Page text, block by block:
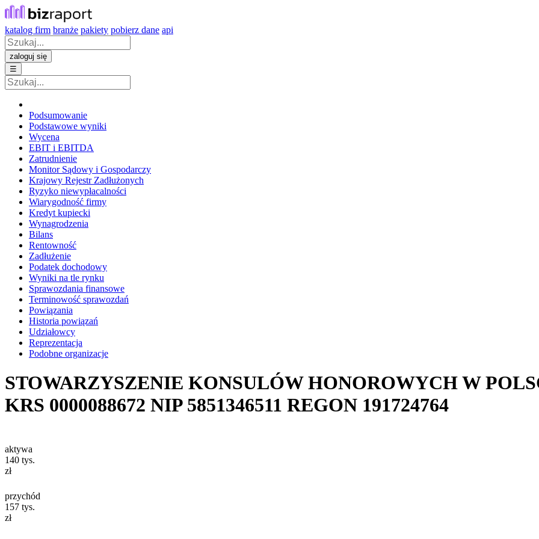
katalog firm branże pakiety pobierz dane api
zaloguj się
☰
Podsumowanie
Podstawowe wyniki
Wycena
EBIT i EBITDA
Zatrudnienie
Monitor Sądowy i Gospodarczy
Krajowy Rejestr Zadłużonych
Ryzyko niewypłacalności
Wiarygodność firmy
Kredyt kupiecki
Wynagrodzenia
Bilans
Rentowność
Zadłużenie
Podatek dochodowy
Wyniki na tle rynku
Sprawozdania finansowe
Terminowość sprawozdań
Powiązania
Historia powiązań
Udziałowcy
Reprezentacja
Podobne organizacje
STOWARZYSZENIE KONSULÓW HONOROWYCH W
KRS 0000088672 NIP 5851346511 REGON 191724764
aktywa
140 tys.
zł
przychód
157 tys.
zł